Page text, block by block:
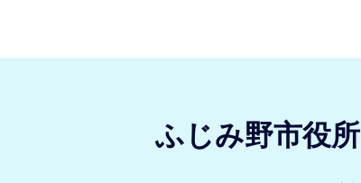
ふじみ野市役所